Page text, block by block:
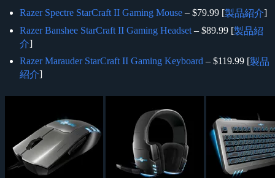
Razer Spectre StarCraft II Gaming Mouse – $79.99 [製品紹介]
Razer Banshee StarCraft II Gaming Headset – $89.99 [製品紹
介]
Razer Marauder StarCraft II Gaming Keyboard – $119.99 [製品
紹介]